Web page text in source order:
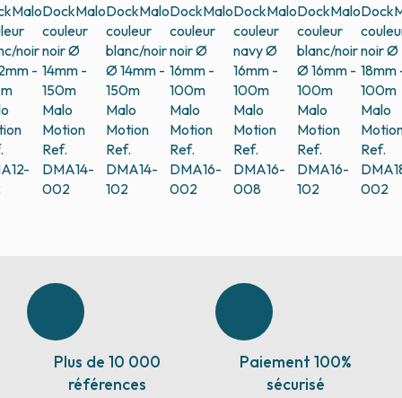
noir
-
DockMalo
couleur
noir Ø
14mm -
150m
Malo
Motion
Ref.
DMA14-
002
DockMalo
couleur
blanc/noir
Ø 14mm -
150m
Malo
Motion
Ref.
DMA14-
102
DockMalo
couleur
noir Ø
16mm -
100m
Malo
Motion
Ref.
DMA16-
002
DockMalo
couleur
navy Ø
16mm -
100m
Malo
Motion
Ref.
DMA16-
008
DockMalo
couleur
blanc/noir
Ø 16mm -
100m
Malo
Motion
Ref.
DMA16-
102
noir Ø
18mm
100m
Malo
Ref.
002
Plus de 10 000
références
Paiement 100%
sécurisé